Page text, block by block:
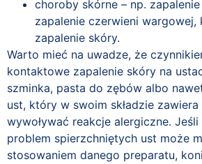
choroby skórne – np. zapalenie
zapalenie czerwieni wargowej,
zapalenie skóry.
Warto mieć na uwadze, że
kontaktowe zapalenie skóry na
szminka, pasta do zębów albo
ust, który w swoim składzie
wywoływać reakcje alergiczne.
problem spierzchniętych ust może
stosowaniem danego preparatu,